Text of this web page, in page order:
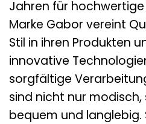
Jahren für hochwertige
Marke Gabor vereint
Stil in ihren Produkten
innovative
sorgfältige
sind nicht nur
bequem und langlebig.